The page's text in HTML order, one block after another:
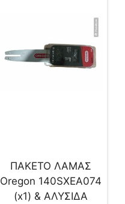
ΠΑΚΕΤΟ ΛΑΜΑΣ
Oregon 140SXEA074
(x1) & ΑΛΥΣΙΔΑ